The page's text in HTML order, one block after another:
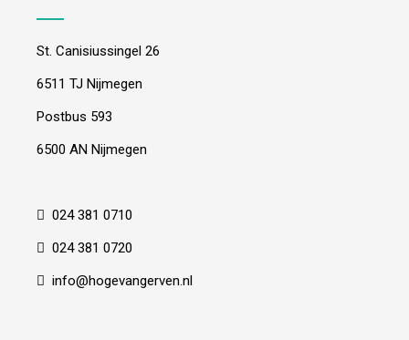
St. Canisiussingel 26
6511 TJ Nijmegen
Postbus 593
6500 AN Nijmegen
024 381 0710
024 381 0720
info@hogevangerven.nl